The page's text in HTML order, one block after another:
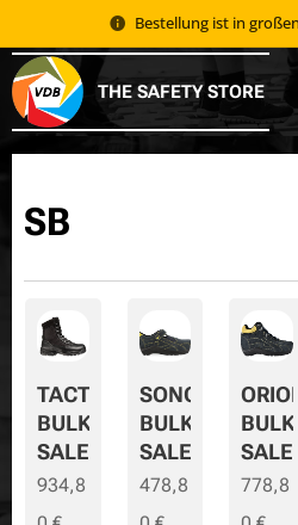
Bestellung ist in
THE SAFETY STORE
SB
TACTIC
BULK
SALE
934,8
SONORA
BULK
SALE
478,8
ORION
BULK
SALE
778,8